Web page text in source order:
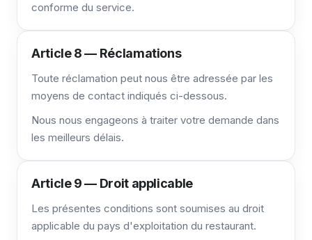
conforme du service.
Article 8 — Réclamations
Toute réclamation peut nous être adressée par les
moyens de contact indiqués ci-dessous.
Nous nous engageons à traiter votre demande dans
les meilleurs délais.
Article 9 — Droit applicable
Les présentes conditions sont soumises au droit
applicable du pays d'exploitation du restaurant.